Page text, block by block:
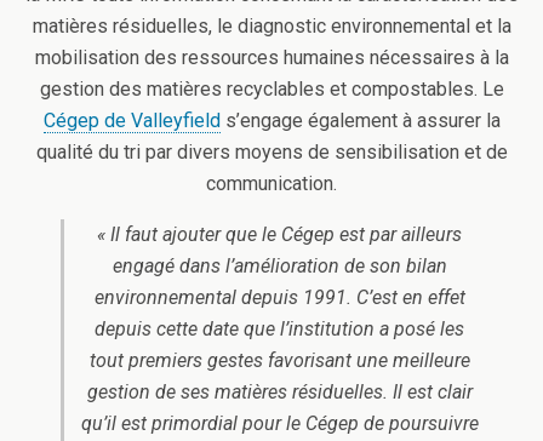
matières résiduelles, le diagnostic environnemental et la
mobilisation des ressources humaines nécessaires à la
gestion des matières recyclables et compostables. Le
Cégep de Valleyfields’engage également à assurer la
qualité du tri par divers moyens de sensibilisation et de
communication.
« Il faut ajouter que le Cégep est par ailleurs
engagé dans l’amélioration de son bilan
environnemental depuis 1991. C’est en effet
depuis cette date que l’institution a posé les
tout premiers gestes favorisant une meilleure
gestion de ses matières résiduelles. Il est clair
qu’il est primordial pour le Cégep de poursuivre